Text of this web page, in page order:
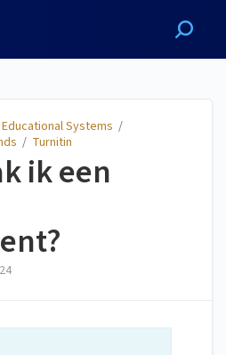
Systems /
/ Turnitin
ik een